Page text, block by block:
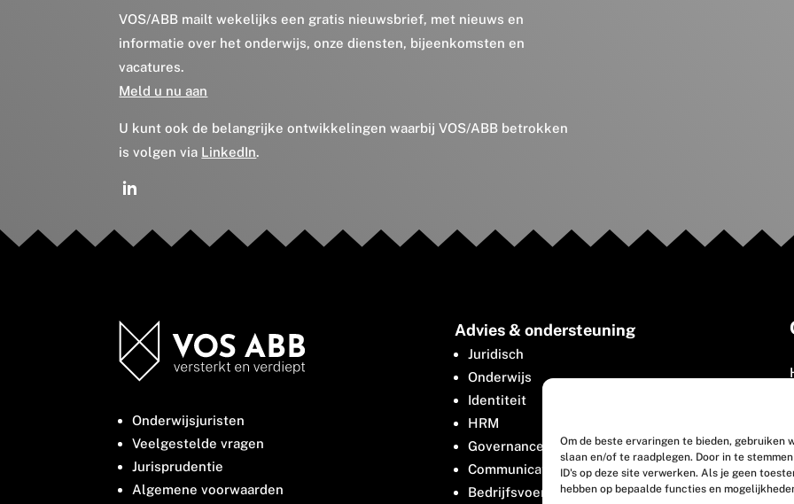
Om de beste ervaringen te bieden,
slaan en/of te raadplegen. Door in te
ID's op deze site verwerken. Als je geen
hebben op bepaalde functies en
VOS/ABB mailt wekelijks een gratis nieuwsbrief, met nieuws en
informatie over het onderwijs, onze diensten, bijeenkomsten en
vacatures.
Meld u nu aan
U kunt ook de belangrijke ontwikkelingen waarbij VOS/ABB betrokken
is volgen via LinkedIn.
Onderwijsjuristen
Veelgestelde vragen
Jurisprudentie
Algemene voorwaarden
Advies & ondersteuning
Juridisch
Onderwijs
Identiteit
HRM
Governance
Communicatie
Bedrijfsvoering